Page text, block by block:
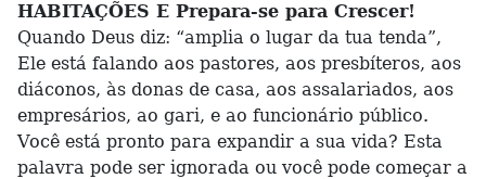
HABITAÇÕES E Prepara-se para Crescer!
Quando Deus diz: “amplia o lugar da tua tenda”,
Ele está falando aos pastores, aos presbíteros, aos
diáconos, às donas de casa, aos assalariados, aos
empresários, ao gari, e ao funcionário público.
Você está pronto para expandir a sua vida? Esta
palavra pode ser ignorada ou você pode começar a